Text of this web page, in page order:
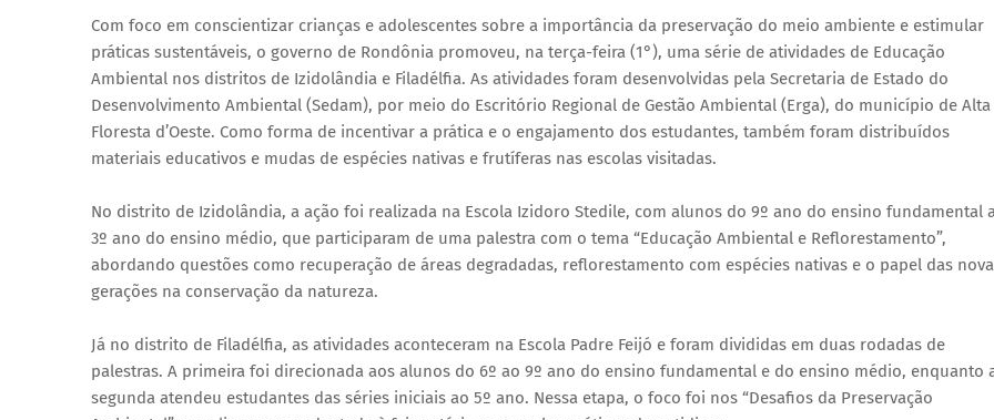
Com foco em conscientizar crianças e adolescentes sobre a importância da preservação do meio ambiente e estimular
práticas sustentáveis, o governo de Rondônia promoveu, na terça-feira (1°), uma série de atividades de Educação
Ambiental nos distritos de Izidolândia e Filadélfia. As atividades foram desenvolvidas pela Secretaria de Estado do
Desenvolvimento Ambiental (Sedam), por meio do Escritório Regional de Gestão Ambiental (Erga), do município de Alta
Floresta d’Oeste. Como forma de incentivar a prática e o engajamento dos estudantes, também foram distribuídos
materiais educativos e mudas de espécies nativas e frutíferas nas escolas visitadas.
No distrito de Izidolândia, a ação foi realizada na Escola Izidoro Stedile, com alunos do 9º ano do ensino fundamental
3º ano do ensino médio, que participaram de uma palestra com o tema “Educação Ambiental e Reflorestamento”,
abordando questões como recuperação de áreas degradadas, reflorestamento com espécies nativas e o papel das
gerações na conservação da natureza.
Já no distrito de Filadélfia, as atividades aconteceram na Escola Padre Feijó e foram divididas em duas rodadas de
palestras. A primeira foi direcionada aos alunos do 6º ao 9º ano do ensino fundamental e do ensino médio, enquanto
segunda atendeu estudantes das séries iniciais ao 5º ano. Nessa etapa, o foco foi nos “Desafios da Preservação